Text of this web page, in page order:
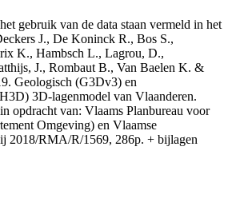
gebruik van de data staan vermeld in het
J., De Koninck R., Bos S.,
K., Hambsch L., Lagrou, D.,
J., Rombaut B., Van Baelen K. &
Geologisch (G3Dv3) en
3D-lagenmodel van Vlaanderen.
opdracht van: Vlaams Planbureau voor
Omgeving) en Vlaamse
2018/RMA/R/1569, 286p. + bijlagen